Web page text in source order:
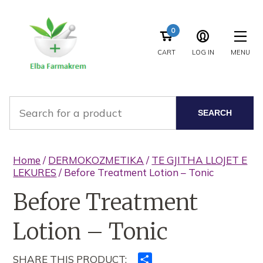
CART
0
LOG IN MENU
SEARCH
Home / DERMOKOZMETIKA / TE GJITHA LLOJET E
LEKURES / Before Treatment Lotion – Tonic
Before Treatment
Lotion – Tonic
SHARE THIS PRODUCT: